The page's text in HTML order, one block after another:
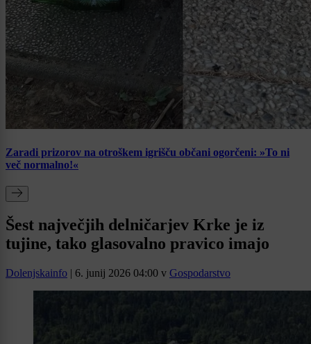
Zaradi prizorov na otroškem igrišču občani ogorčeni: »To ni
več normalno!«
Šest največjih delničarjev Krke je iz
tujine, tako glasovalno pravico imajo
Dolenjskainfo | 6. junij 2026 04:00 v Gospodarstvo